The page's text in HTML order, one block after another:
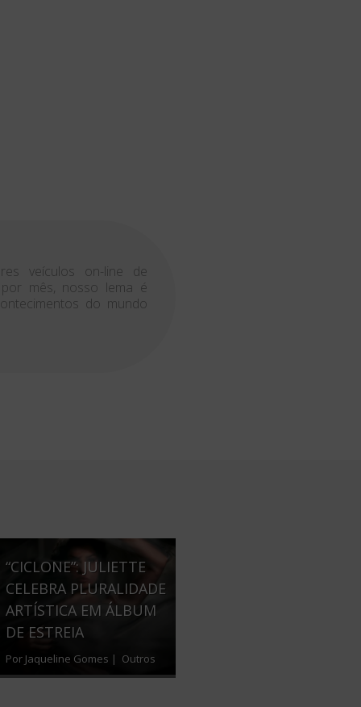
veículos on-line de
mês, nosso lema é
do mundo
“CICLONE”: JULIETTE
CELEBRA PLURALIDADE
ARTÍSTICA EM ÁLBUM
DE ESTREIA
Por Jaqueline Gomes | Outros